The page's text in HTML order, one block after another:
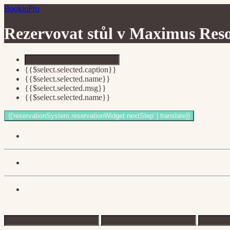
BookioPro
Rezervovat stůl v Maximus
{{$select.selected.caption}}
{{$select.selected.name}}
{{$select.selected.msg}}
{{$select.selected.name}}